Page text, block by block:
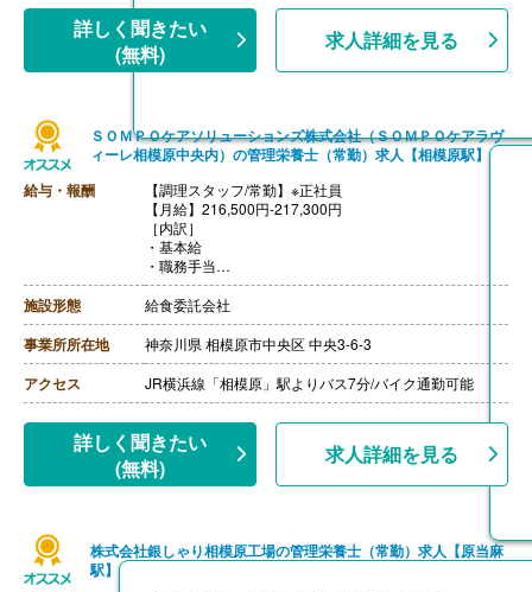
【月給】217,300円-260,100円
［内訳］
・基本給
・職務手当
・時間外手当（超過1分から支給）
・精皆勤手当 6,000円（規定あり）
【通勤手当】あり（上限50,000円/月）
【昇給】あり
【退職金】あり※勤続3年以上
詳しく聞きたい
(無料)
求人詳細を見る
ＳＯＭＰＯケアソリューションズ株式会社（ＳＯＭＰＯケアラヴ
ィーレ相模原中央内）の管理栄養士（常勤）求人【相模原駅】
給与・報酬
【調理スタッフ/常勤】※正社員
【月給】216,500円-217,300円
［内訳］
・基本給
・職務手当
・働きがい向上手当 10,000円
［その他手当］
・時間外手当（超過1分から支給）
・精皆勤手当 6,000円（規定あり）
【賞与】年2回（計2.08ヶ月分）※前年度実績
【通勤手当】あり（上限50,000円/月）
【昇給】あり
施設形態 給食委託会社
事業所所在地 神奈川県 相模原市中央区 中央3-6-3
アクセス JR横浜線「相模原」駅よりバス7分/バイク通勤可能
詳しく聞きたい
(無料)
求人詳細を見る
株式会社銀しゃり相模原工場の管理栄養士（常勤）求人【原当麻
駅】